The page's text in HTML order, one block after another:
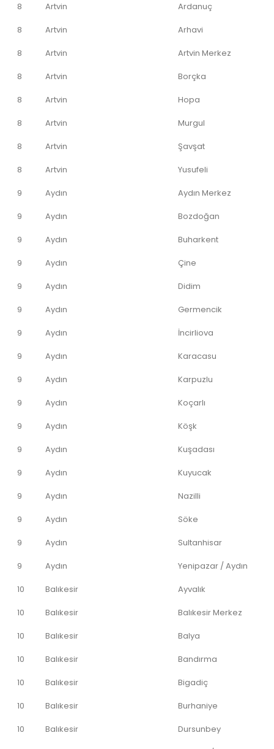
8
Artvin
Ardanuç
8
Artvin
Arhavi
8
Artvin
Artvin Merkez
8
Artvin
Borçka
8
Artvin
Hopa
8
Artvin
Murgul
8
Artvin
Şavşat
8
Artvin
Yusufeli
9
Aydın
Aydın Merkez
9
Aydın
Bozdoğan
9
Aydın
Buharkent
9
Aydın
Çine
9
Aydın
Didim
9
Aydın
Germencik
9
Aydın
İncirliova
9
Aydın
Karacasu
9
Aydın
Karpuzlu
9
Aydın
Koçarlı
9
Aydın
Köşk
9
Aydın
Kuşadası
9
Aydın
Kuyucak
9
Aydın
Nazilli
9
Aydın
Söke
9
Aydın
Sultanhisar
9
Aydın
Yenipazar / Aydın
10
Balıkesir
Ayvalık
10
Balıkesir
Balıkesir Merkez
10
Balıkesir
Balya
10
Balıkesir
Bandırma
10
Balıkesir
Bigadiç
10
Balıkesir
Burhaniye
10
Balıkesir
Dursunbey